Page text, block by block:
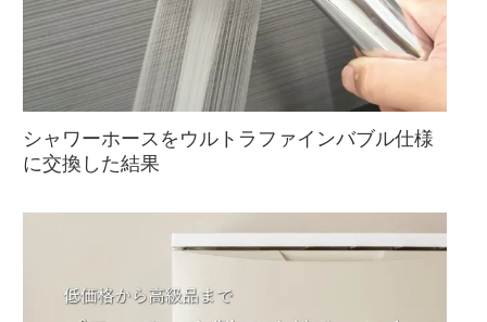
シャワーホースをウルトラファインバブル仕様
に交換した結果